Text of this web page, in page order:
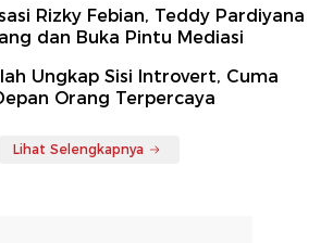
Rizky Febian, Teddy Pardiyana
dan Buka Pintu Mediasi
Ungkap Sisi Introvert, Cuma
Orang Terpercaya
Lihat Selengkapnya